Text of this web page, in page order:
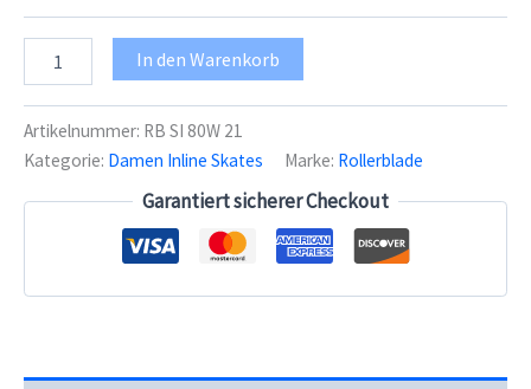
Fitness
Skate
-
In den Warenkorb
Artikelnummer: RB SI 80W 21
Kategorie: Damen Inline Skates Marke: Rollerblade
Garantiert sicherer Checkout